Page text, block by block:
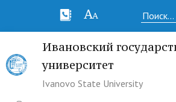
Ивановский
университет
Ivanovo State University